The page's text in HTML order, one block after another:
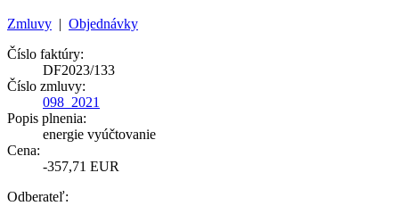
Zmluvy | Objednávky
Číslo faktúry:
DF2023/133
Číslo zmluvy:
098_2021
Popis plnenia:
energie vyúčtovanie
Cena:
-357,71 EUR
Odberateľ: